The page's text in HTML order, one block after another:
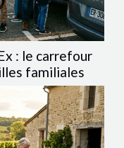
: le carrefour
familiales